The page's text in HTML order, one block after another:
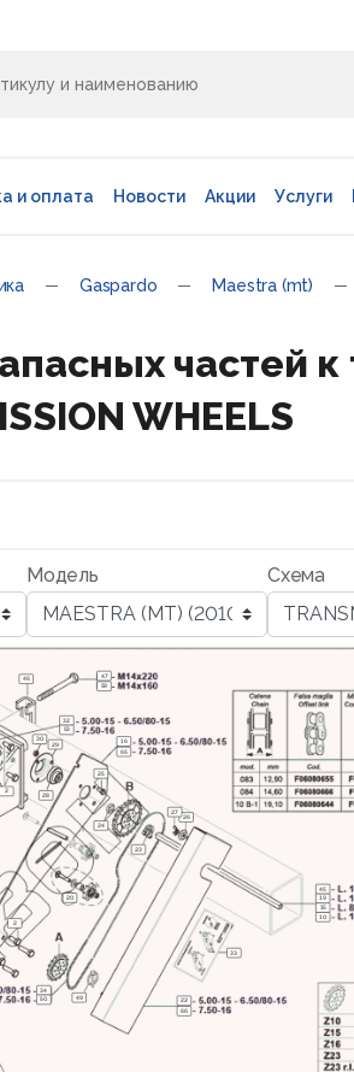
и оплата Новости Акции Услуги
Gaspardo Maestra (mt)
частей
WHEELS
Модель Схема
2
2
10
15
16
19
20
22
23
24
25
26
27
28
29
30
32
33
34
45
46 47
49
50
53
59
65
66